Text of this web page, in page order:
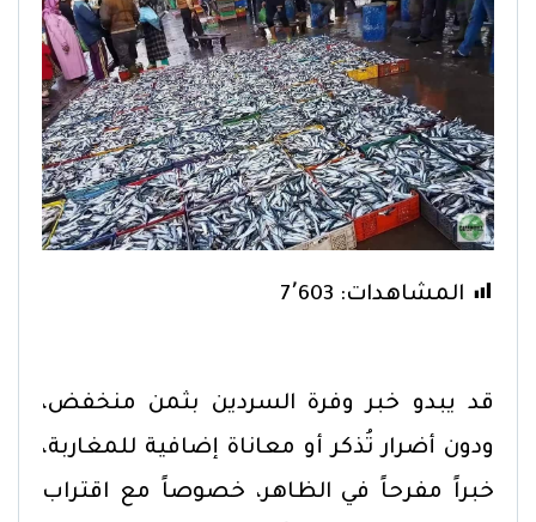
المشاهدات: 7٬603
قد يبدو خبر وفرة السردين بثمن منخفض،
ودون أضرار تُذكر أو معاناة إضافية للمغاربة،
خبراً مفرحاً في الظاهر، خصوصاً مع اقتراب